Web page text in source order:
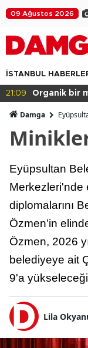
09 Ağustos 2026
İSTANBUL
20:49
Damga
Eyüpsultan
Merkezleri'nde
diplomalarını
Özmen’in
Özmen, 2026
belediyeye ait
9'a
Lila